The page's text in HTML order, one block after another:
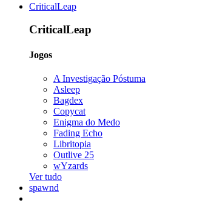
CriticalLeap
CriticalLeap
Jogos
A Investigação Póstuma
Asleep
Bagdex
Copycat
Enigma do Medo
Fading Echo
Libritopia
Outlive 25
wYzards
Ver tudo
spawnd